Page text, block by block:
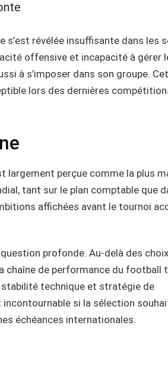
s’est révélée insuffisante dans les
offensive et incapacité à gérer
à s’imposer dans son groupe.
lors des dernières
perçue comme la plus
tant sur le plan comptable que
affichées avant le tournoi
profonde. Au-delà des choix
chaîne de performance du football
technique et stratégie de
si la sélection
échéances internationales.